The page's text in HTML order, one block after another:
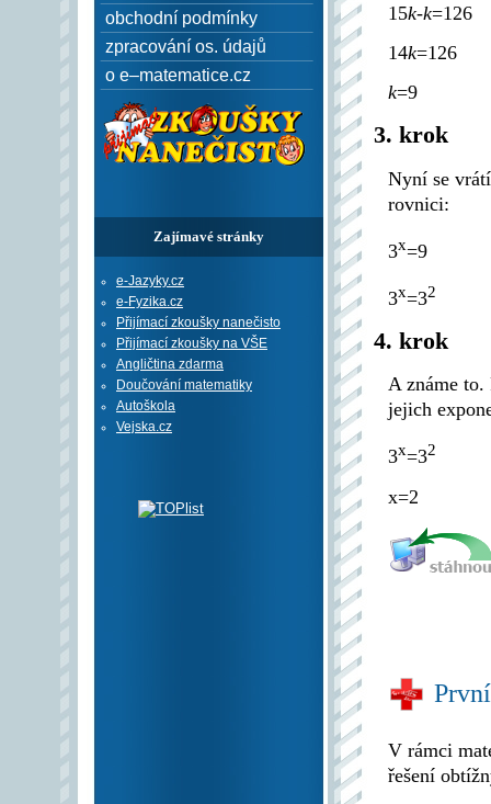
obchodní podmínky
zpracování os. údajů
o e–matematice.cz
Zajímavé stránky
e-Jazyky.cz
e-Fyzika.cz
Přijímací zkoušky nanečisto
Přijímací zkoušky na VŠE
Angličtina zdarma
Doučování matematiky
Autoškola
Vejska.cz
15k-k=126
14k=126
k=9
3. krok
Nyní se
rovnici:
3x=9
3x=32
4. krok
A známe
jejich
3x=32
x=2
V rámci
řešení